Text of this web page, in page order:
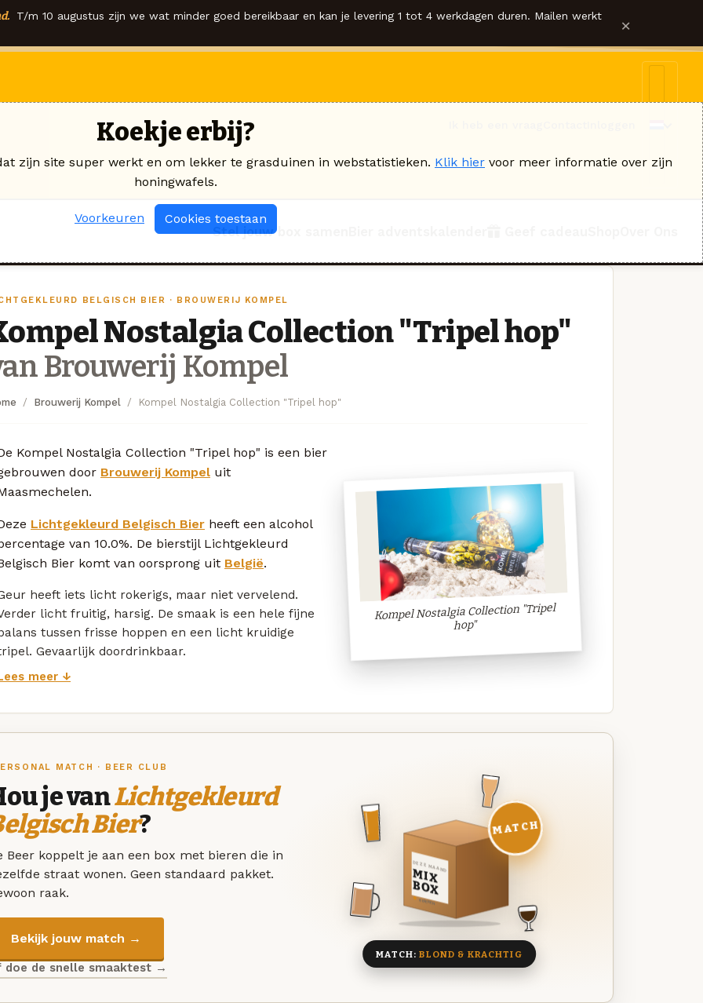
T/m 10 augustus zijn we wat minder goed bereikbaar en kan je levering 1 tot 4 werkdagen duren. Mailen werkt
×
Stel jouw box samen
BELGISCH BIER · BROUWERIJ KOMPEL
Nostalgia Collection "Tripel hop"
Brouwerij Kompel
Brouwerij Kompel Kompel Nostalgia Collection "Tripel hop"
Kompel Nostalgia Collection "Tripel hop" is een bier
door Brouwerij Kompel uit
Lichtgekleurd Belgisch Bier heeft een alcohol
van 10.0%. De bierstijl Lichtgekleurd
Bier komt van oorsprong uit België.
heeft iets licht rokerigs, maar niet vervelend.
licht fruitig, harsig. De smaak is een hele fijne
tussen frisse hoppen en een licht kruidige
Gevaarlijk doordrinkbaar.
meer ↓
Kompel Nostalgia Collection "Tripel
hop"
MATCH · BEER CLUB
je vanLichtgekleurd
Bier?
Beer koppelt je aan een box met bieren die in
straat wonen. Geen standaard pakket.
raak.
Bekijk jouw match →
doe de snelle smaaktest →
DEZE MAAND
MIX
BOX
8 BIEREN
MATCH
MATCH:BLOND & KRACHTIG
Koekje erbij?
zijn site super werkt en om lekker te grasduinen in webstatistieken. Klik hier voor meer informatie over zijn
honingwafels.
Voorkeuren Cookies toestaan